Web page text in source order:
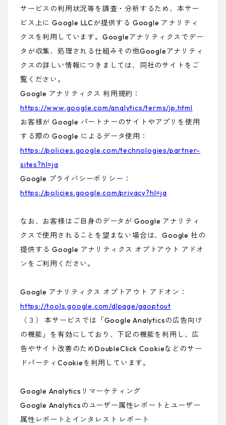
サービスの利用状況等を調査・分析するため、本サー
ビス上に Google LLCが提供する Google アナリティ
クスを利用しています。Googleアナリティクスでデー
タが収集、処理される仕組みその他Googleアナリティ
クスの詳しい情報につきましては、同社のサイトをご
覧ください。
Google アナリティクス 利用規約：
https://www.google.com/analytics/terms/jp.html
お客様が Google パートナーのサイトやアプリを使用
する際の Google によるデータ使用：
https://policies.google.com/technologies/partner-
sites?hl=ja
Google プライバシーポリシー：
https://policies.google.com/privacy?hl=ja
なお、お客様はご自身のデータが Google アナリティ
クスで使用されることを望まない場合は、Google 社の
提供する Google アナリティクス オプトアウト アドオ
ンをご利用ください。
Google アナリティクス オプトアウト アドオン：
https://tools.google.com/dlpage/gaoptout
（３） 本サービスでは「Google Analyticsの広告向け
の機能」を有効にしており、下記の機能を利用し、広
告やサイト改善のためDoubleClick Cookieなどのサー
ドパーティCookieを利用しています。
Google Analyticsリマーケティング
Google Analyticsのユーザー属性レポートとユーザー
属性レポートとインタレスト レポート